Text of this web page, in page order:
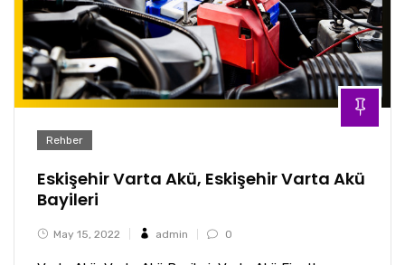
Rehber
Eskişehir Varta Akü, Eskişehir Varta Akü
Bayileri
May 15, 2022 admin 0